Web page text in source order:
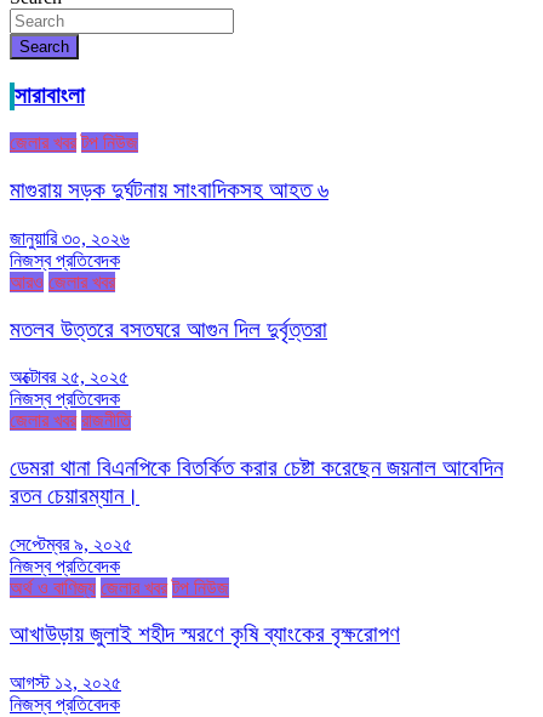
Search
সারাবাংলা
জেলার খবর টপ নিউজ
মাগুরায় সড়ক দুর্ঘটনায় সাংবাদিকসহ আহত ৬
জানুয়ারি ৩০, ২০২৬
নিজস্ব প্রতিবেদক
আরও জেলার খবর
মতলব উত্তরে বসতঘরে আগুন দিল দুর্বৃত্তরা
অক্টোবর ২৫, ২০২৫
নিজস্ব প্রতিবেদক
জেলার খবর রাজনীতি
ডেমরা থানা বিএনপিকে বিতর্কিত করার চেষ্টা করেছেন জয়নাল আবেদিন
রতন চেয়ারম্যান।
সেপ্টেম্বর ৯, ২০২৫
নিজস্ব প্রতিবেদক
অর্থ ও বাণিজ্য জেলার খবর টপ নিউজ
আখাউড়ায় জুলাই শহীদ স্মরণে কৃষি ব্যাংকের বৃক্ষরোপণ
আগস্ট ১২, ২০২৫
নিজস্ব প্রতিবেদক